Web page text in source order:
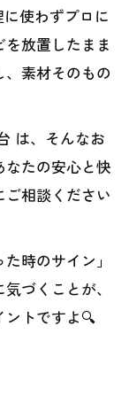
使わずプロに
放置したまま
素材そのもの
は、そんなお
たの安心と快
相談ください
時のサイン」
づくことが、
ントですよ🔍